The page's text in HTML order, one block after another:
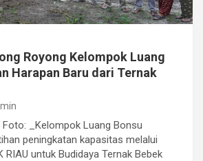
Royong Kelompok Luang
Harapan Baru dari Ternak
_Kelompok Luang Bonsu
peningkatan kapasitas melalui
RIAU untuk Budidaya Ternak Bebek